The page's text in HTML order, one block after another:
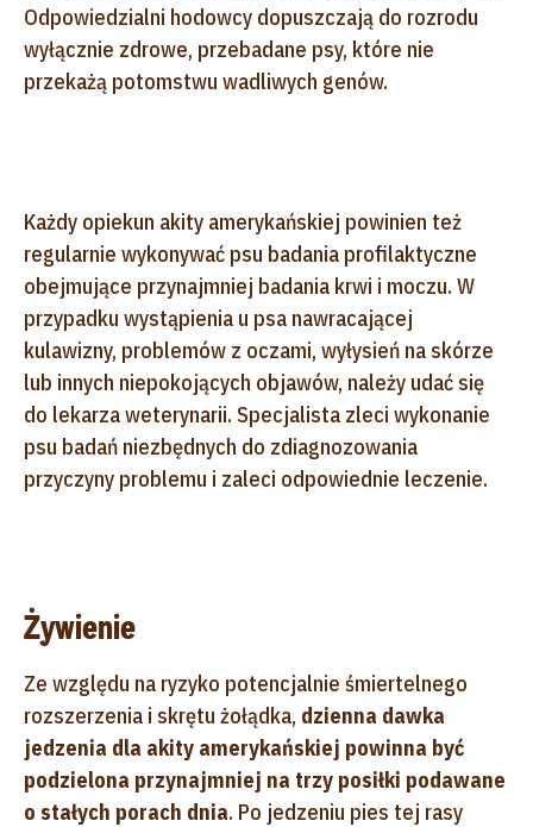
Odpowiedzialni hodowcy dopuszczają do rozrodu
wyłącznie zdrowe, przebadane psy, które nie
przekażą potomstwu wadliwych genów.
Każdy opiekun akity amerykańskiej powinien też
regularnie wykonywać psu badania profilaktyczne
obejmujące przynajmniej badania krwi i moczu. W
przypadku wystąpienia u psa nawracającej
kulawizny, problemów z oczami, wyłysień na skórze
lub innych niepokojących objawów, należy udać się
do lekarza weterynarii. Specjalista zleci wykonanie
psu badań niezbędnych do zdiagnozowania
przyczyny problemu i zaleci odpowiednie leczenie.
Żywienie
Ze względu na ryzyko potencjalnie śmiertelnego
rozszerzenia i skrętu żołądka, dzienna dawka
jedzenia dla akity amerykańskiej powinna być
podzielona przynajmniej na trzy posiłki podawane
o stałych porach dnia. Po jedzeniu pies tej rasy